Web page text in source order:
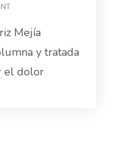
ON
DEMejía
y tratada
el dolor